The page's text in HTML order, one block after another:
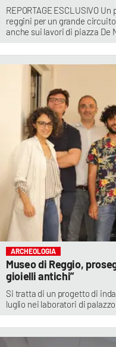
REPORTAGE ESCLUSIVO
reggini per un grande
anche sui lavori di piazza De
ARCHEOLOGIA
Museo di Reggio,
gioielli antichi”
Si tratta di un progetto di
luglio nei laboratori di